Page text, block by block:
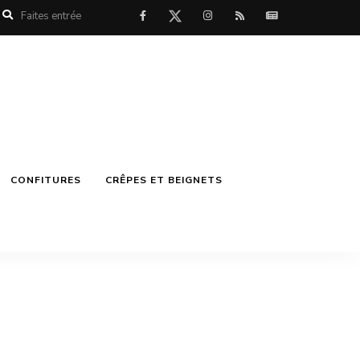
CONFITURES CRÊPES ET BEIGNETS